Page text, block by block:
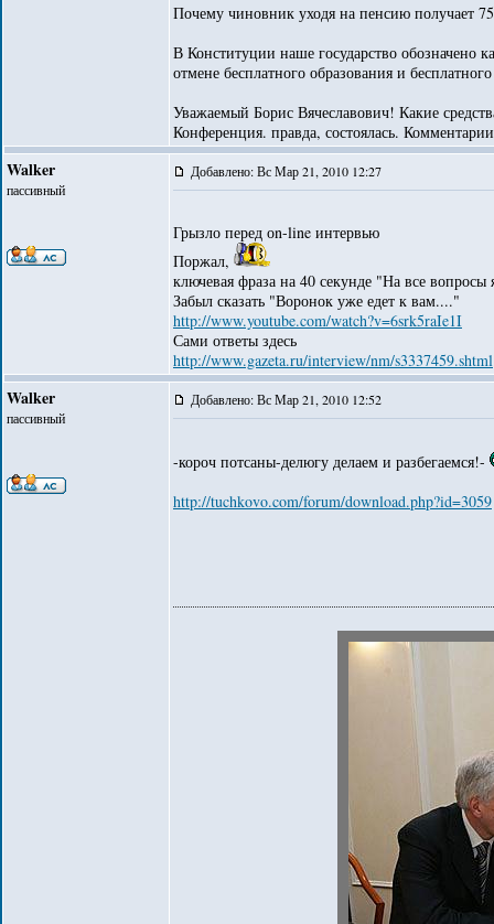
Почему чиновник уходя на пенсию получает
В Конституции наше государство обозначено
отмене бесплатного образования и
Уважаемый Борис Вячеславович! Какие
Конференция. правда, состоялась.
Walker
пассивный
Добавлено: Вс Мар 21, 2010 12:27
Грызло перед оn-line интервью
Поржал,
ключевая фраза на 40 секунде "На все
Забыл сказать "Воронок уже едет к вам...."
http://www.youtube.com/watch?v=6srk5raIe1I
Сами ответы здесь
http://www.gazeta.ru/interview/nm/s3337459.shtml
Walker
пассивный
Добавлено: Вс Мар 21, 2010 12:52
-короч потсаны-делюгу делаем и разбегаемся!-
http://tuchkovo.com/forum/download.php?id=3059